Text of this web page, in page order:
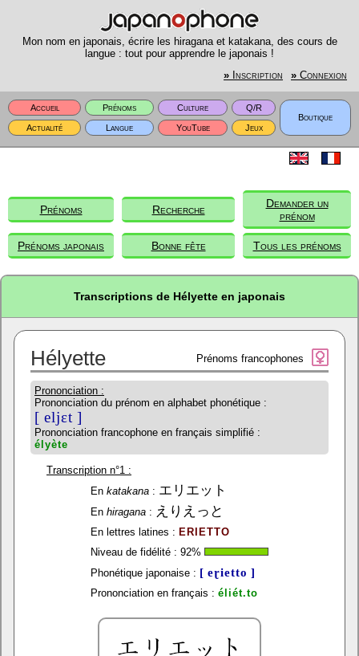
Mon nom en japonais, écrire les hiragana et katakana, des cours de
langue : tout pour apprendre le japonais !
» Inscription » Connexion
Accueil Prénoms Culture
Q/R
Boutique
Actualité
Langue YouTube Jeux
Prénoms Recherche
Demander un
prénom
Prénoms japonais Bonne fête Tous les prénoms
Transcriptions de Hélyette en japonais
Hélyette Prénoms francophones
Prononciation :
Prononciation du prénom en alphabet phonétique :
[ eljɛt ]
Prononciation francophone en français simplifié :
élyète
Transcription n°1 :
En katakana : エリエット
En hiragana : えりえっと
En lettres latines : ERIETTO
Niveau de fidélité : 92%
Phonétique japonaise : [ eɽietto ]
Prononciation en français : éliét.to